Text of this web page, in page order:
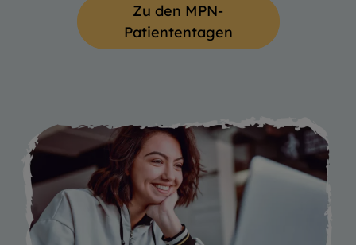
Zu den MPN-
Patiententagen